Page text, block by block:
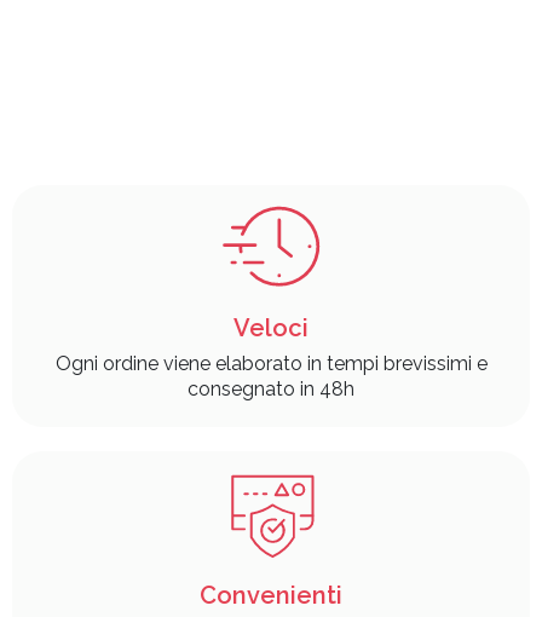
Veloci
Ogni ordine viene elaborato in tempi brevissimi e
consegnato in 48h
Convenienti